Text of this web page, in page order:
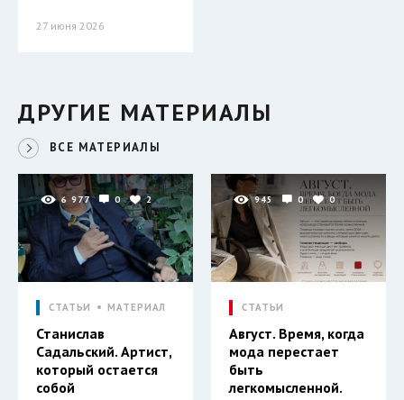
27 июня 2026
ДРУГИЕ МАТЕРИАЛЫ
ВСЕ МАТЕРИАЛЫ
6 977 0 2
СТАТЬИ МАТЕРИАЛ
Станислав
Садальский. Артист,
который остается
собой
945 0 0
СТАТЬИ
Август. Время, когда
мода перестает
быть
легкомысленной.